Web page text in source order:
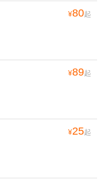
¥80起
¥89起
¥25起